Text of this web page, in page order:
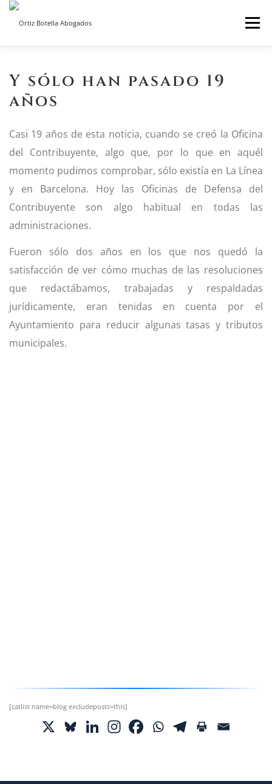
Saltar
Menú
Y sólo han pasado 19
años
Casi 19 años de esta noticia, cuando se creó la Oficina
del Contribuyente, algo que, por lo que en aquél
momento pudimos comprobar, sólo existía en La Línea
y en Barcelona. Hoy las Oficinas de Defensa del
Contribuyente son algo habitual en todas las
administraciones.
Fueron sólo dos años en los que nos quedó la
satisfacción de ver cómo muchas de las resoluciones
que redactábamos, trabajadas y respaldadas
jurídicamente, eran tenidas en cuenta por el
Ayuntamiento para reducir algunas tasas y tributos
municipales.
[catlist name=blog excludeposts=this]